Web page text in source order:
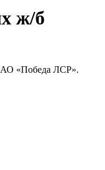
ж/б
«Победа ЛСР».